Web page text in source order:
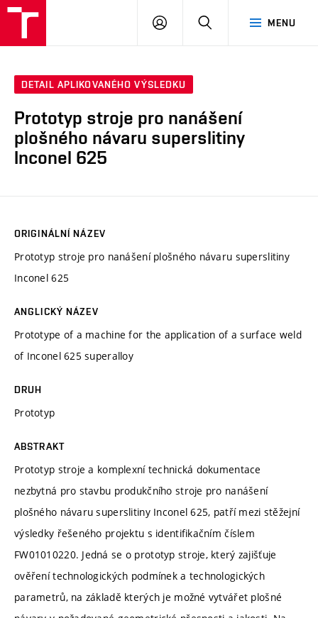
MENU
PŘIHLÁSIT
DETAIL APLIKOVANÉHO VÝSLEDKU
Prototyp stroje pro nanášení
plošného návaru superslitiny
Inconel 625
ORIGINÁLNÍ NÁZEV
Prototyp stroje pro nanášení plošného návaru superslitiny
Inconel 625
ANGLICKÝ NÁZEV
Prototype of a machine for the application of a surface weld
of Inconel 625 superalloy
DRUH
Prototyp
ABSTRAKT
Prototyp stroje a komplexní technická dokumentace
nezbytná pro stavbu produkčního stroje pro nanášení
plošného návaru superslitiny Inconel 625, patří mezi stěžejní
výsledky řešeného projektu s identifikačním číslem
FW01010220. Jedná se o prototyp stroje, který zajišťuje
ověření technologických podmínek a technologických
parametrů, na základě kterých je možné vytvářet plošné